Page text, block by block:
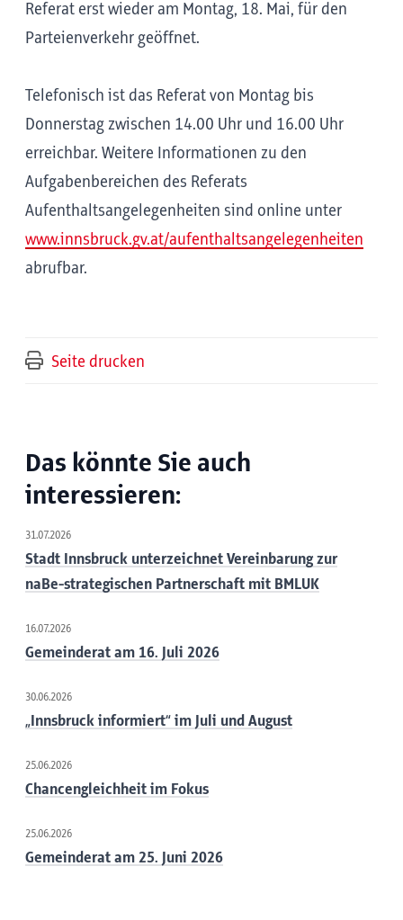
Referat erst wieder am Montag, 18. Mai, für den
Parteienverkehr geöffnet.
Telefonisch ist das Referat von Montag bis
Donnerstag zwischen 14.00 Uhr und 16.00 Uhr
erreichbar. Weitere Informationen zu den
Aufgabenbereichen des Referats
Aufenthaltsangelegenheiten sind online unter
www.innsbruck.gv.at/aufenthaltsangelegenheiten
abrufbar.
Seite drucken
Das könnte Sie auch
interessieren:
31.07.2026
Stadt Innsbruck unterzeichnet Vereinbarung zur
naBe-strategischen Partnerschaft mit BMLUK
16.07.2026
Gemeinderat am 16. Juli 2026
30.06.2026
„Innsbruck informiert“ im Juli und August
25.06.2026
Chancengleichheit im Fokus
25.06.2026
Gemeinderat am 25. Juni 2026